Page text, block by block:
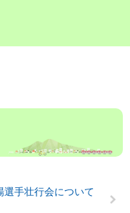
手壮行会について